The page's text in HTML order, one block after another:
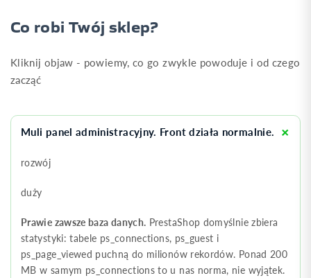
Co robi Twój sklep?
Kliknij objaw - powiemy, co go zwykle powoduje i od czego
zacząć
Muli panel administracyjny. Front działa normalnie.
rozwój
duży
Prawie zawsze baza danych. PrestaShop domyślnie zbiera
statystyki: tabele ps_connections, ps_guest i
ps_page_viewed puchną do milionów rekordów. Ponad 200
MB w samym ps_connections to u nas norma, nie wyjątek.